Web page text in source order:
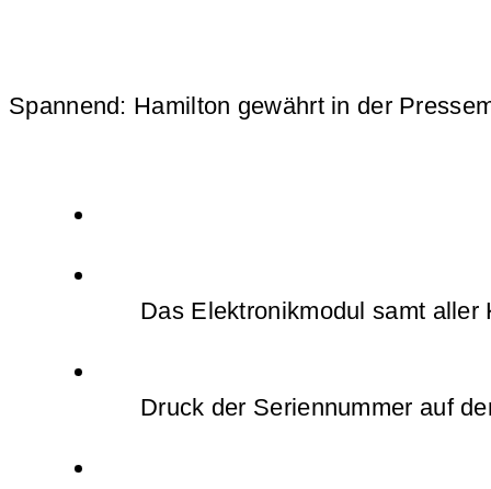
Spannend: Hamilton gewährt in der
Das Elektronikmodul samt aller
Druck der Seriennummer auf